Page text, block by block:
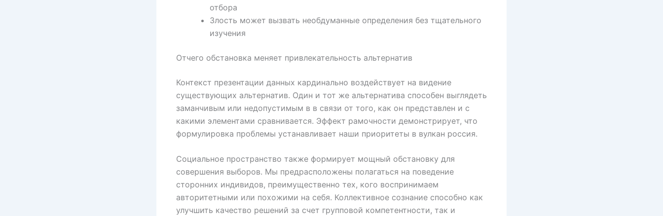
отбора
Злость может вызвать необдуманные определения без тщательного
изучения
Отчего обстановка меняет привлекательность альтернатив
Контекст презентации данных кардинально воздействует на видение
существующих альтернатив. Один и тот же альтернатива способен выглядеть
заманчивым или недопустимым в в связи от того, как он представлен и с
какими элементами сравнивается. Эффект рамочности демонстрирует, что
формулировка проблемы устанавливает наши приоритеты в вулкан россия.
Социальное пространство также формирует мощный обстановку для
совершения выборов. Мы предрасположены полагаться на поведение
сторонних индивидов, преимущественно тех, кого воспринимаем
авторитетными или похожими на себя. Коллективное сознание способно как
улучшить качество решений за счет групповой компетентности, так и